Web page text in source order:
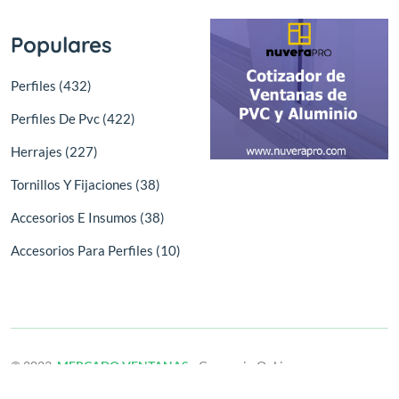
Populares
Perfiles (432)
Perfiles De Pvc (422)
Herrajes (227)
Tornillos Y Fijaciones (38)
Accesorios E Insumos (38)
Accesorios Para Perfiles (10)
© 2023, MERCADO VENTANAS - Comercio OnLine